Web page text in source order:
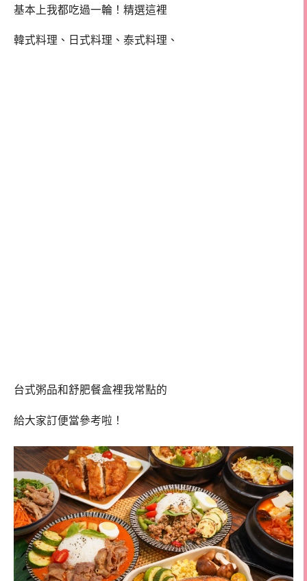
基本上我都吃過一輪！精選這裡
韓式料理、日式料理、泰式料理、
台式粥品和舒肥餐盒裡我常點的
給大家訂便當參考啦！